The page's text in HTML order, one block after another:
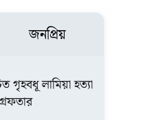
জনপ্রিয়
গৃহবধূ লামিয়া হত্যা